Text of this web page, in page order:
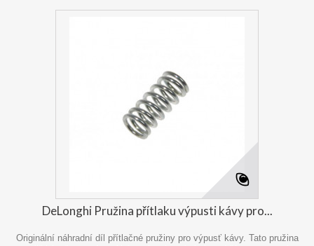
DeLonghi Pružina přítlaku výpusti kávy pro...
Originální náhradní díl přítlačné pružiny pro výpusť kávy. Tato pružina